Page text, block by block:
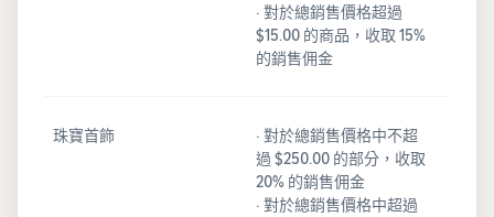
· 對於總銷售價格超過
$15.00 的商品，收取 15%
的銷售佣金
珠寶首飾
· 對於總銷售價格中不超
過 $250.00 的部分，收取
20% 的銷售佣金
· 對於總銷售價格中超過